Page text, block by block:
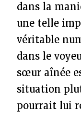
dans la
une telle
véritable
dans le
sœur aînée
situation
pourrait lui